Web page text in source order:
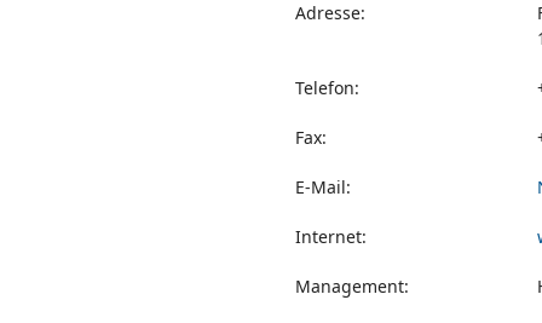
Adresse:
Telefon:
Fax:
E-Mail:
Internet:
Management: